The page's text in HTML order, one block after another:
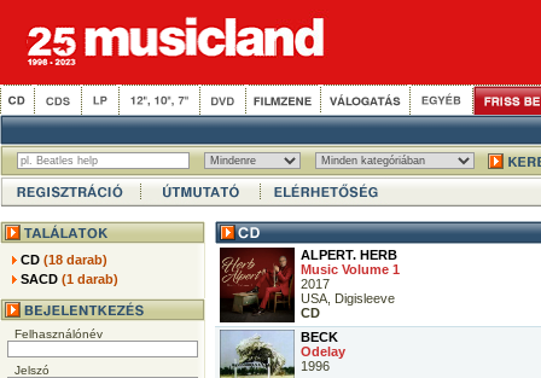
CD(18 darab)
SACD(1 darab)
Felhasználónév
Jelszó
ALPERT. HERB
Music Volume 1
2017
USA, Digisleeve
CD
BECK
Odelay
1996